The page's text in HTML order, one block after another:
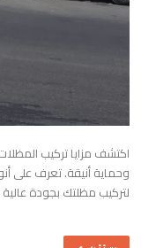
اكتشف مزايا تركيب
وحماية أنيقة. تعرف على
لتركيب مظلتك بجودة